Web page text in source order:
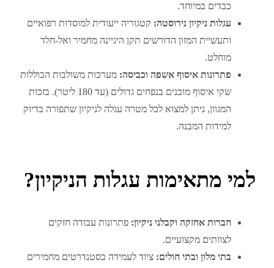
כבדים במיוחד.
עגלות ניקיון נירוסטה: קטגוריה ייעודית למוסדות רפואיים
ותעשיית המזון הדורשים תקן היגיינה מחמיר ואל-חלד
מוחלט.
פתרונות איסוף אשפה וכביסה: מערכות משולבות הכוללות
שקי איסוף מובנים בנפחים גדולים (עד 180 ליטר). בזכות
המגוון, ניתן למצוא לכל מטרה עגלה לניקיון שתפורה בדיוק
למידות המבנה.
למי מתאימות עגלות הניקיון?
חברות אחזקה וקבלני ניקיון: פתרונות עבודה חזקים
לצוותים מקצועיים.
בתי מלון ובתי חולים: ציוד לעמידה בסטנדרטים מחמירים